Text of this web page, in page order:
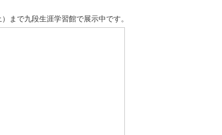
まで九段生涯学習館で展示中です。